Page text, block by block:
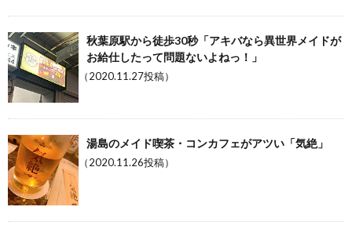
秋葉原駅から徒歩30秒「アキバなら異世界メイドが
お給仕したって問題ないよねっ！」
（2020.11.27投稿）
湯島のメイド喫茶・コンカフェがアツい「気絶」
（2020.11.26投稿）